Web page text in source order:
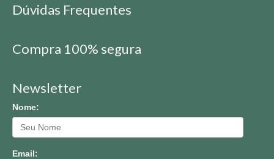
Dúvidas Frequentes
Compra 100% segura
Newsletter
Nome:
Email: